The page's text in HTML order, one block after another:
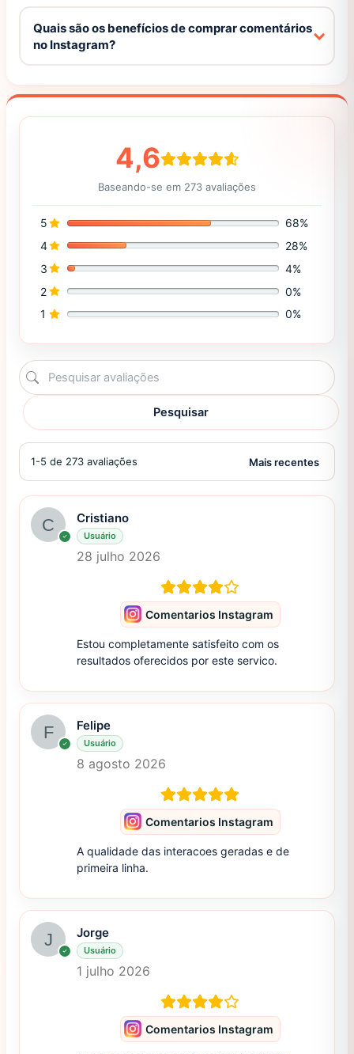
Quais são os benefícios de comprar comentários
no Instagram?
4,6
Baseando-se em 273 avaliações
5
68%
4
28%
3
4%
2
0%
1
0%
Pesquisar
1-5 de 273 avaliações
Cristiano
Usuário
28 julho 2026
Comentarios Instagram
Estou completamente satisfeito com os
resultados oferecidos por este servico.
Felipe
Usuário
8 agosto 2026
Comentarios Instagram
A qualidade das interacoes geradas e de
primeira linha.
Jorge
Usuário
1 julho 2026
Comentarios Instagram